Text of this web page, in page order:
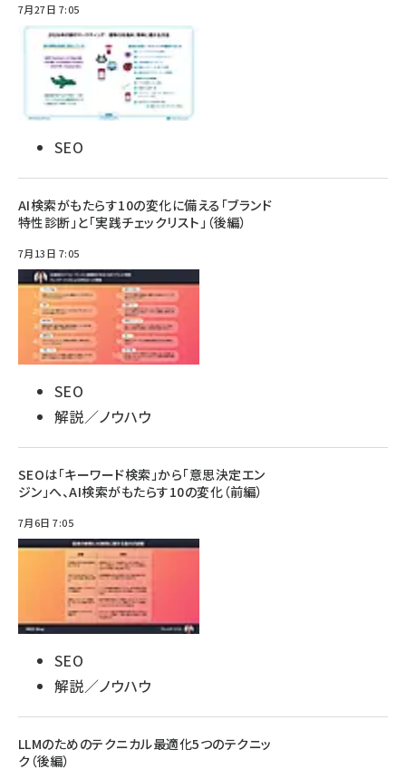
7月27日 7:05
SEO
AI検索がもたらす10の変化に備える「ブランド
特性診断」と「実践チェックリスト」（後編）
7月13日 7:05
SEO
解説／ノウハウ
SEOは「キーワード検索」から「意思決定エン
ジン」へ、AI検索がもたらす10の変化（前編）
7月6日 7:05
SEO
解説／ノウハウ
LLMのためのテクニカル最適化5つのテクニッ
ク（後編）